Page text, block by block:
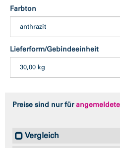
Farbton
Lieferform/Gebindeeinheit
Preise sind nur für
Vergleich